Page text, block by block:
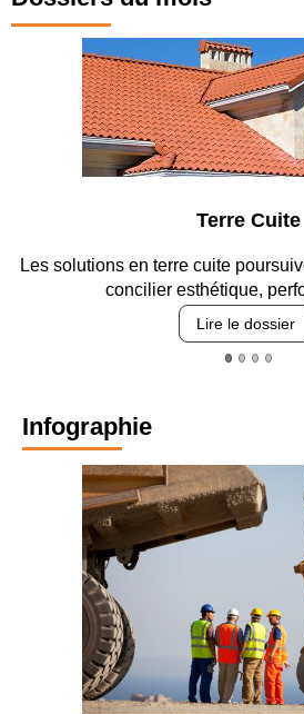
Entre circulation, sécurisation des
revêtements et
Lire le dossier
Infographie